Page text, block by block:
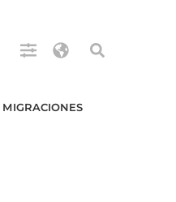
MIGRACIONES